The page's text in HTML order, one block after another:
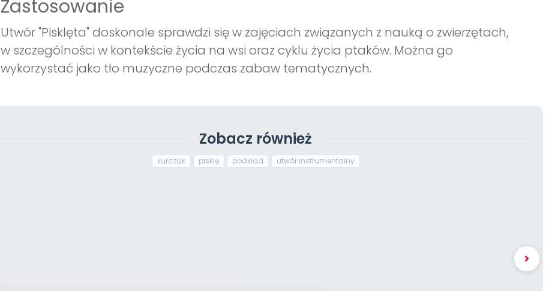
Zastosowanie
Utwór "Pisklęta" doskonale sprawdzi się w zajęciach związanych z nauką o zwierzętach,
w szczególności w kontekście życia na wsi oraz cyklu życia ptaków. Można go
wykorzystać jako tło muzyczne podczas zabaw tematycznych.
Zobacz również
kurczak pisklę podkład utwór instrumentalny